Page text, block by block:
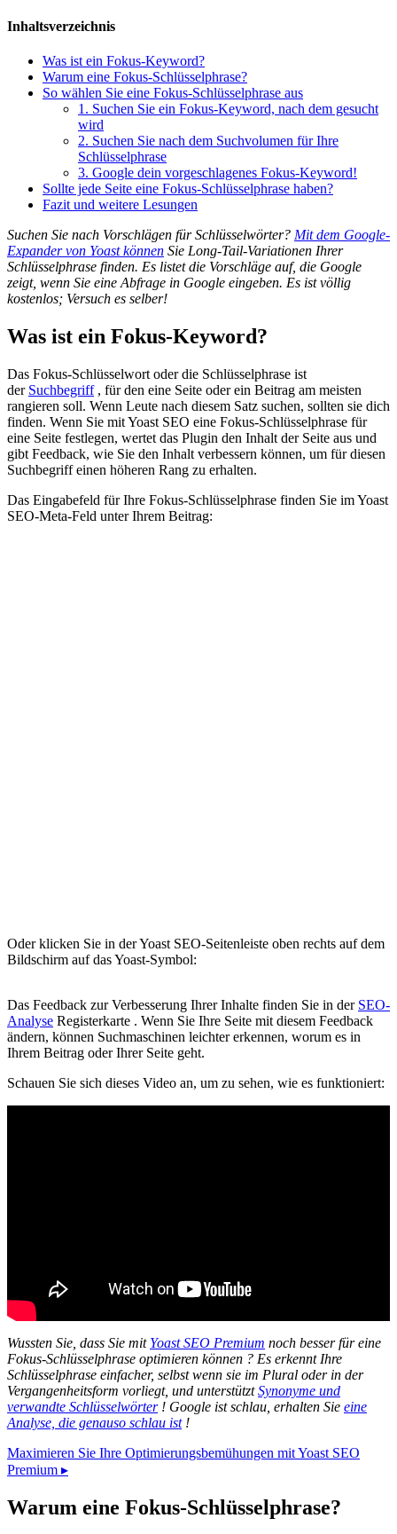
Inhaltsverzeichnis
Was ist ein Fokus-Keyword?
Warum eine Fokus-Schlüsselphrase?
So wählen Sie eine Fokus-Schlüsselphrase aus
1. Suchen Sie ein Fokus-Keyword, nach dem gesucht
wird
2. Suchen Sie nach dem Suchvolumen für Ihre
Schlüsselphrase
3. Google dein vorgeschlagenes Fokus-Keyword!
Sollte jede Seite eine Fokus-Schlüsselphrase haben?
Fazit und weitere Lesungen
Suchen Sie nach Vorschlägen für Schlüsselwörter? Mit dem Google-
Expander von Yoast können Sie Long-Tail-Variationen Ihrer
Schlüsselphrase finden. Es listet die Vorschläge auf, die Google
zeigt, wenn Sie eine Abfrage in Google eingeben. Es ist völlig
kostenlos; Versuch es selber!
Was ist ein Fokus-Keyword?
Das Fokus-Schlüsselwort oder die Schlüsselphrase ist
der Suchbegriff, für den eine Seite oder ein Beitrag am meisten
rangieren soll. Wenn Leute nach diesem Satz suchen, sollten sie dich
finden. Wenn Sie mit Yoast SEO eine Fokus-Schlüsselphrase für
eine Seite festlegen, wertet das Plugin den Inhalt der Seite aus und
gibt Feedback, wie Sie den Inhalt verbessern können, um für diesen
Suchbegriff einen höheren Rang zu erhalten.
Das Eingabefeld für Ihre Fokus-Schlüsselphrase finden Sie im Yoast
SEO-Meta-Feld unter Ihrem Beitrag:
Oder klicken Sie in der Yoast SEO-Seitenleiste oben rechts auf dem
Bildschirm auf das Yoast-Symbol:
Das Feedback zur Verbesserung Ihrer Inhalte finden Sie in der SEO-
Analyse Registerkarte . Wenn Sie Ihre Seite mit diesem Feedback
ändern, können Suchmaschinen leichter erkennen, worum es in
Ihrem Beitrag oder Ihrer Seite geht.
Schauen Sie sich dieses Video an, um zu sehen, wie es funktioniert:
Wussten Sie, dass Sie mit Yoast SEO Premium noch besser für eine
Fokus-Schlüsselphrase optimieren können ? Es erkennt Ihre
Schlüsselphrase einfacher, selbst wenn sie im Plural oder in der
Vergangenheitsform vorliegt, und unterstütztSynonyme und
verwandte Schlüsselwörter! Google ist schlau, erhalten Sie eine
Analyse, die genauso schlau ist!
Maximieren Sie Ihre Optimierungsbemühungen mit Yoast SEO
Premium ▸
Warum eine Fokus-Schlüsselphrase?